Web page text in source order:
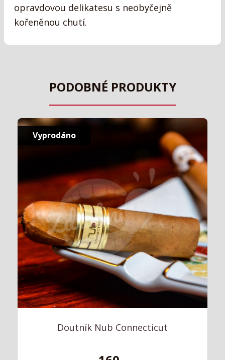
opravdovou delikatesu s neobyčejně
kořeněnou chutí.
PODOBNÉ PRODUKTY
Doutník Nub Connecticut
Vyprodáno